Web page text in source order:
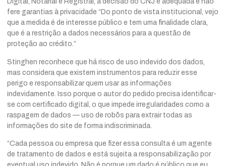
fere garantias à privacidade “Do ponto de vista institucional, vejo
que a medida é de interesse público e tem uma finalidade clara,
que é a restrição a dados necessários para a questão de
proteção ao crédito.”
Stinghen reconhece que há risco de uso indevido dos dados,
mas considera que existem instrumentos para reduzir esse
perigo e responsabilizar quem usar as informações
indevidamente. Isso porque o autor do pedido precisa identificar-
se com certificado digital, o que impede irregularidades como a
raspagem de dados — uso de robôs para extrair todas as
informações do site de forma indiscriminada.
“Cada pessoa ou empresa que fizer essa consulta é um agente
de tratamento de dados e está sujeita a responsabilização por